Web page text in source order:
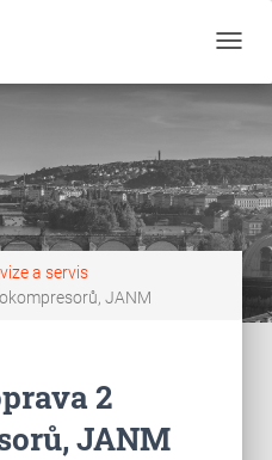
a servis
JANM
2
JANM